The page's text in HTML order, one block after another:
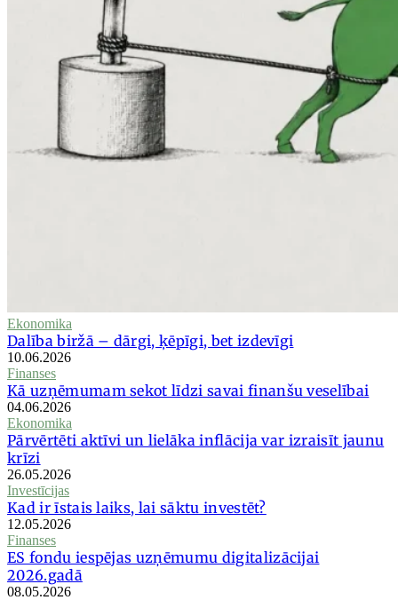
Ekonomika
Dalība biržā – dārgi, ķēpīgi, bet izdevīgi
10.06.2026
Finanses
Kā uzņēmumam sekot līdzi savai finanšu veselībai
04.06.2026
Ekonomika
Pārvērtēti aktīvi un lielāka inflācija var izraisīt jaunu
krīzi
26.05.2026
Investīcijas
Kad ir īstais laiks, lai sāktu investēt?
12.05.2026
Finanses
ES fondu iespējas uzņēmumu digitalizācijai
2026.gadā
08.05.2026